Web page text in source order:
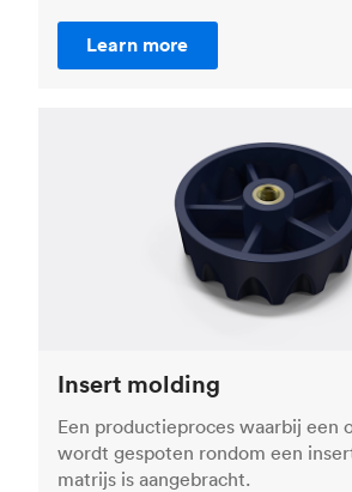
Learn more
Insert molding
Een productieproces waarbij een
wordt gespoten rondom een
matrijs is aangebracht.